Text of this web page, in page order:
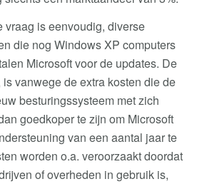
vraag is eenvoudig, diverse
die nog Windows XP computers
Microsoft voor de updates. De
vanwege de extra kosten die de
besturingssysteem met zich
goedkoper te zijn om Microsoft
van een aantal jaar te
worden o.a. veroorzaakt doordat
of overheden in gebruik is,